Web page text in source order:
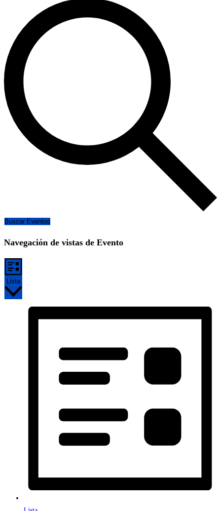
Buscar Eventos
Navegación de vistas de Evento
Lista